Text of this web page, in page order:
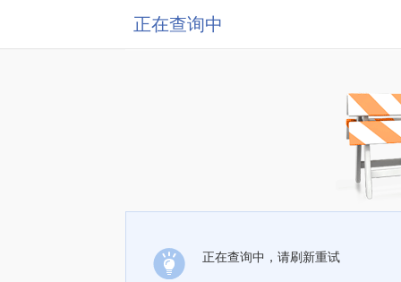
正在查询中
正在查询中，请刷新重试